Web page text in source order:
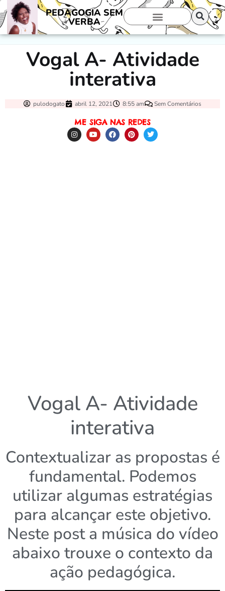
PEDAGOGIA SEM
VERBA
Vogal A- Atividade
interativa
pulodogato abril 12, 2021 8:55 am Sem Comentários
ME SIGA NAS REDES
Vogal A- Atividade
interativa
Contextualizar as propostas é
fundamental. Podemos
utilizar algumas estratégias
para alcançar este objetivo.
Neste post a música do vídeo
abaixo trouxe o contexto da
ação pedagógica.